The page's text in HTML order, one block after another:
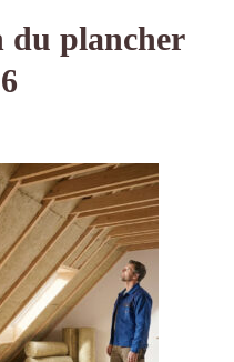
du plancher